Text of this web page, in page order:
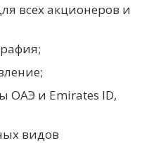
всех акционеров и
ОАЭ и Emirates ID,
видов